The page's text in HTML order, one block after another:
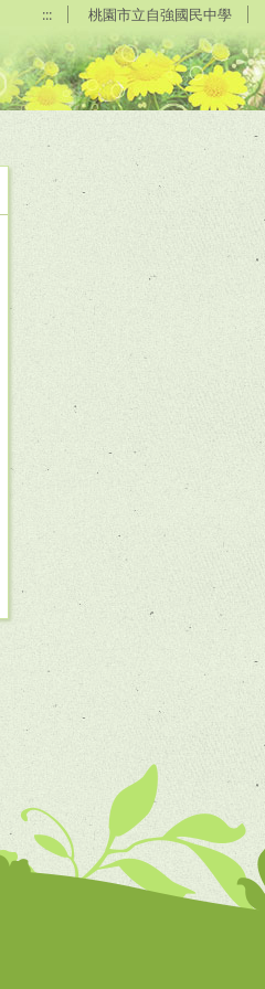
::: 桃園市立自強國民中學